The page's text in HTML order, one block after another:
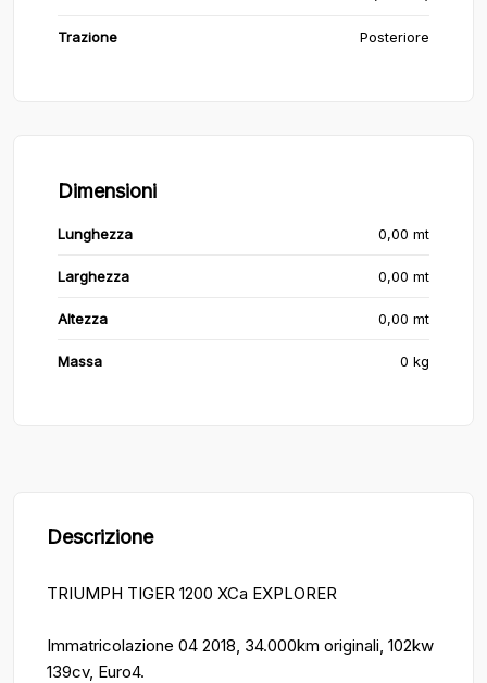
Trazione Posteriore
Dimensioni
Lunghezza 0,00 mt
Larghezza 0,00 mt
Altezza 0,00 mt
Massa 0 kg
Descrizione
TRIUMPH TIGER 1200 XCa EXPLORER
Immatricolazione 04 2018, 34.000km originali, 102kw
139cv, Euro4.